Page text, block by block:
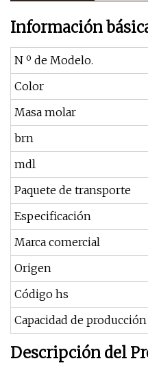
Información
N º de Modelo.
Color
Masa molar
brn
mdl
Paquete de transporte
Especificación
Marca comercial
Origen
Código hs
Capacidad de producción
Descripción del